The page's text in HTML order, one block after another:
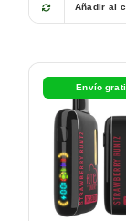
Añadir al
Envío